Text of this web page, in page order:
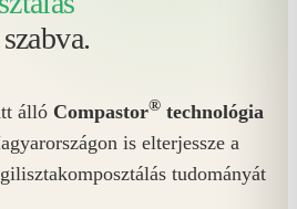
álló Compastor® technológia
is elterjessze a
tudományát